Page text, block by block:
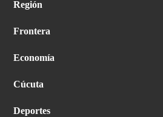
Región
Frontera
Economía
Cúcuta
Deportes